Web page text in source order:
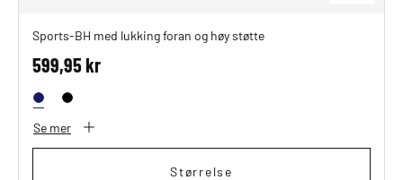
Sports-BH med lukking foran og høy støtte
599,95 kr
Se mer
Størrelse